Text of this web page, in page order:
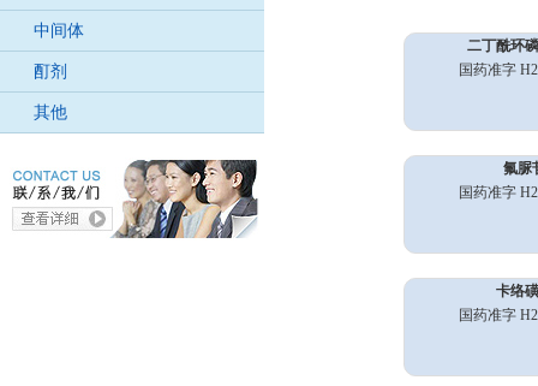
中间体
酊剂
其他
二丁酰环
国药准字
氟脲
国药准字
卡络
国药准字